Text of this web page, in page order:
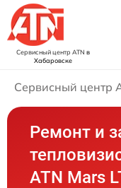
Сервисный центр ATN в
Хабаровске
Сервисный центр
Ремонт и
ATN Mars